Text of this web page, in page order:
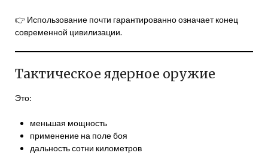
👉 Использование почти гарантированно означает конец
современной цивилизации.
Тактическое ядерное оружие
Это:
меньшая мощность
применение на поле боя
дальность сотни километров